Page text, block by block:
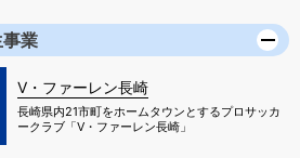
業
V・ファーレン長崎
長崎県内21市町をホームタウンとするプロサッカ
ークラブ「V・ファーレン長崎」